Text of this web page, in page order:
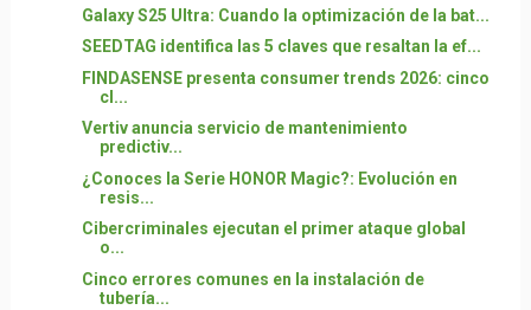
Galaxy S25 Ultra: Cuando la optimización de la bat...
SEEDTAG identifica las 5 claves que resaltan la ef...
FINDASENSE presenta consumer trends 2026: cinco
cl...
Vertiv anuncia servicio de mantenimiento
predictiv...
¿Conoces la Serie HONOR Magic?: Evolución en
resis...
Cibercriminales ejecutan el primer ataque global
o...
Cinco errores comunes en la instalación de
tubería...